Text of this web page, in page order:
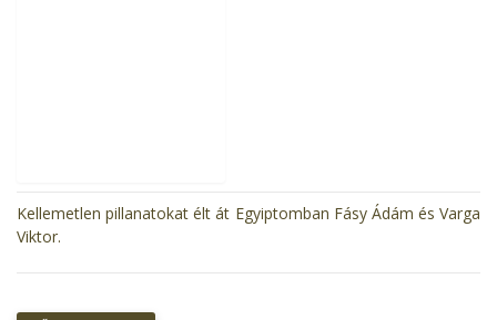
Kellemetlen pillanatokat élt át Egyiptomban Fásy Ádám és Varga
Viktor.